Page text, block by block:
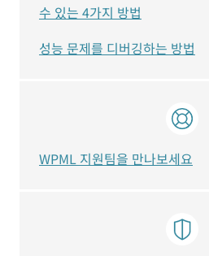
수 있는 4가지 방법
성능 문제를 디버깅하는 방법
WPML 지원팀을 만나보세요